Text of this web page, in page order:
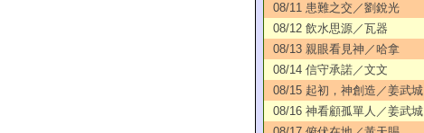
08/11 患難之交／劉銳光
08/12 飲水思源／瓦器
08/13 親眼看見神／哈拿
08/14 信守承諾／文文
08/15 起初，神創造／姜武城
08/16 神看顧孤單人／姜武城